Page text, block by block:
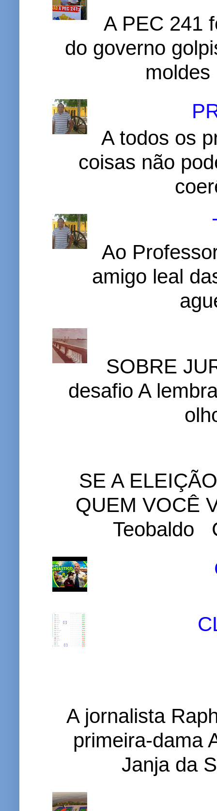
A PEC 241
do governo
A todos os
coisas não
Ao
amigo leal
SOBRE
desafio A
SE A
QUEM VOCÊ
Teobaldo
A jornalista
primeira-dama
Janja da